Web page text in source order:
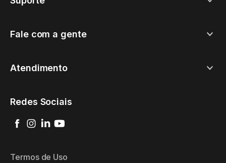
Fale com a gente
Atendimento
Redes Sociais
Termos de Uso